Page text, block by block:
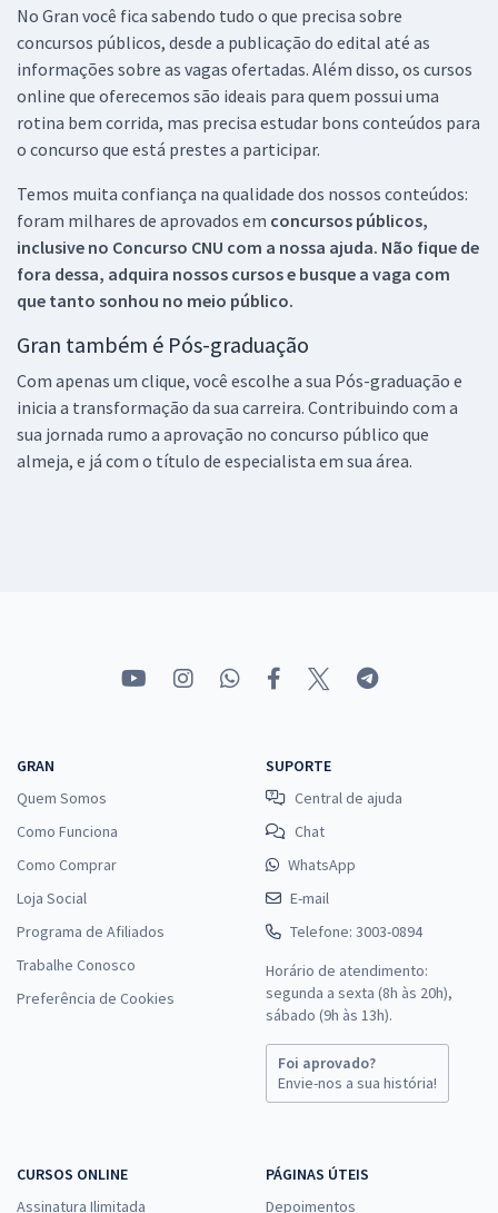
No Gran você fica sabendo tudo o que precisa sobre
concursos públicos, desde a publicação do edital até as
informações sobre as vagas ofertadas. Além disso, os cursos
online que oferecemos são ideais para quem possui uma
rotina bem corrida, mas precisa estudar bons conteúdos para
o concurso que está prestes a participar.
Temos muita confiança na qualidade dos nossos conteúdos:
foram milhares de aprovados em concursos públicos,
inclusive no Concurso CNU com a nossa ajuda. Não fique de
fora dessa, adquira nossos cursos e busque a vaga com
que tanto sonhou no meio público.
Gran também é Pós-graduação
Com apenas um clique, você escolhe a sua Pós-graduação e
inicia a transformação da sua carreira. Contribuindo com a
sua jornada rumo a aprovação no concurso público que
almeja, e já com o título de especialista em sua área.
GRAN
Quem Somos
Como Funciona
Como Comprar
Loja Social
Programa de Afiliados
Trabalhe Conosco
Preferência de Cookies
SUPORTE
Central de ajuda
Chat
WhatsApp
E-mail
Telefone: 3003-0894
Horário de atendimento:
segunda a sexta (8h às 20h),
sábado (9h às 13h).
Foi aprovado?
Envie-nos a sua história!
CURSOS ONLINE
Assinatura Ilimitada
PÁGINAS ÚTEIS
Depoimentos